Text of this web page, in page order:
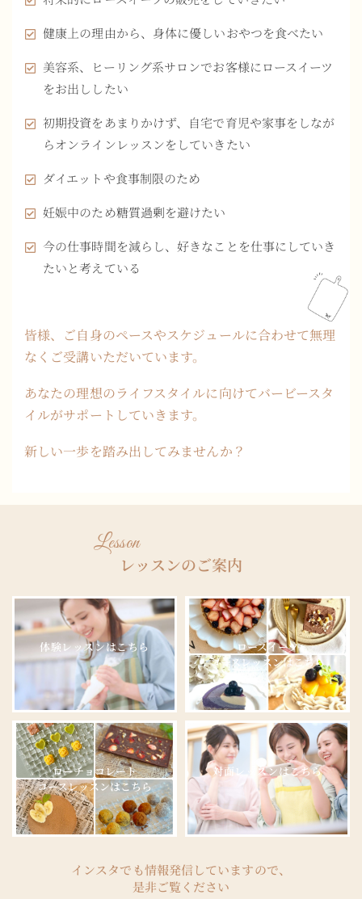
健康上の理由から、身体に優しいおやつを食べたい
美容系、ヒーリング系サロンでお客様にロースイーツ
をお出ししたい
初期投資をあまりかけず、自宅で育児や家事をしなが
らオンラインレッスンをしていきたい
ダイエットや食事制限のため
妊娠中のため糖質過剰を避けたい
今の仕事時間を減らし、好きなことを仕事にしていき
たいと考えている
皆様、ご自身のペースやスケジュールに合わせて無理
なくご受講いただいています。
あなたの理想のライフスタイルに向けてバービースタ
イルがサポートしていきます。
新しい一歩を踏み出してみませんか？
Lesson
レッスンのご案内
体験レッスンはこちら
ロースイーツ
コースレッスンはこちら
ローチョコレート
コースレッスンはこちら
対面レッスンはこちら
インスタでも情報発信していますので、
是非ご覧ください